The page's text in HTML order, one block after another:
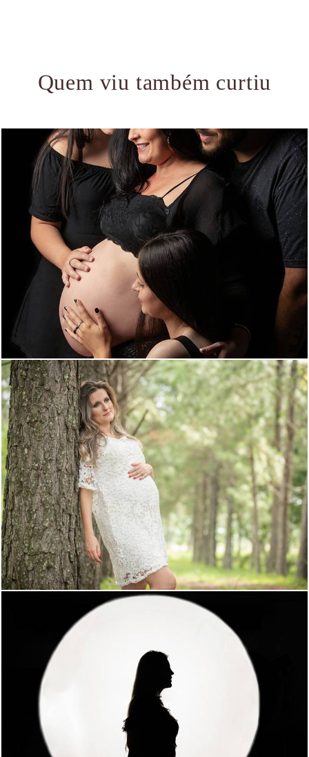
Quem viu também curtiu
1749
2387